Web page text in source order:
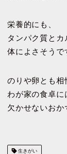
栄養的にも、
タンパク質と
体によさそうで
のりや卵とも相
わが家の食卓に
欠かせないおか
生きがい